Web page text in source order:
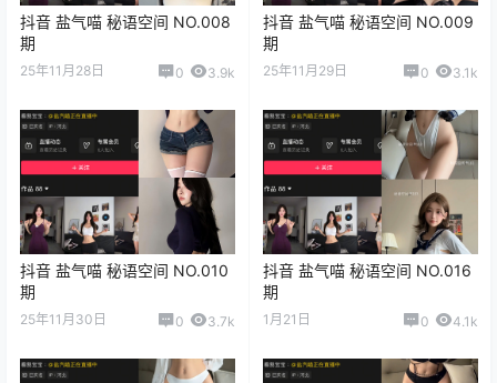
抖音 盐气喵 秘语空间 NO.008
期
25年11月28日 0 3.9k
抖音 盐气喵 秘语空间 NO.009
期
25年11月29日 0 3.1k
抖音 盐气喵 秘语空间 NO.010
期
25年11月30日 0 3.7k
抖音 盐气喵 秘语空间 NO.016
期
1月21日 0 4.1k